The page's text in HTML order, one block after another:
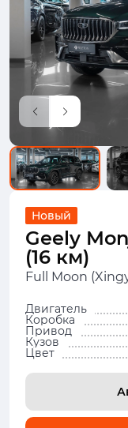
Новый
Geely
(16 км)
Full Moon
Двигатель
Коробка
Привод
Кузов
Цвет